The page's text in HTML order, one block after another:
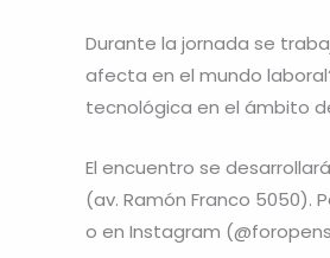
Durante la jornada se
afecta en el mundo
tecnológica en el ámbito
El encuentro se
(av. Ramón Franco 5050).
o en Instagram